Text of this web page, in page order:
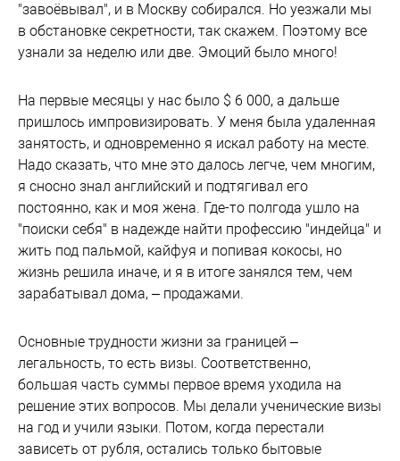
"завоёвывал", и в Москву собирался. Но уезжали мы
в обстановке секретности, так скажем. Поэтому все
узнали за неделю или две. Эмоций было много!
На первые месяцы у нас было $ 6 000, а дальше
пришлось импровизировать. У меня была удаленная
занятость, и одновременно я искал работу на месте.
Надо сказать, что мне это далось легче, чем многим,
я сносно знал английский и подтягивал его
постоянно, как и моя жена. Где-то полгода ушло на
"поиски себя" в надежде найти профессию "индейца" и
жить под пальмой, кайфуя и попивая кокосы, но
жизнь решила иначе, и я в итоге занялся тем, чем
зарабатывал дома, – продажами.
Основные трудности жизни за границей –
легальность, то есть визы. Соответственно,
большая часть суммы первое время уходила на
решение этих вопросов. Мы делали ученические визы
на год и учили языки. Потом, когда перестали
зависеть от рубля, остались только бытовые